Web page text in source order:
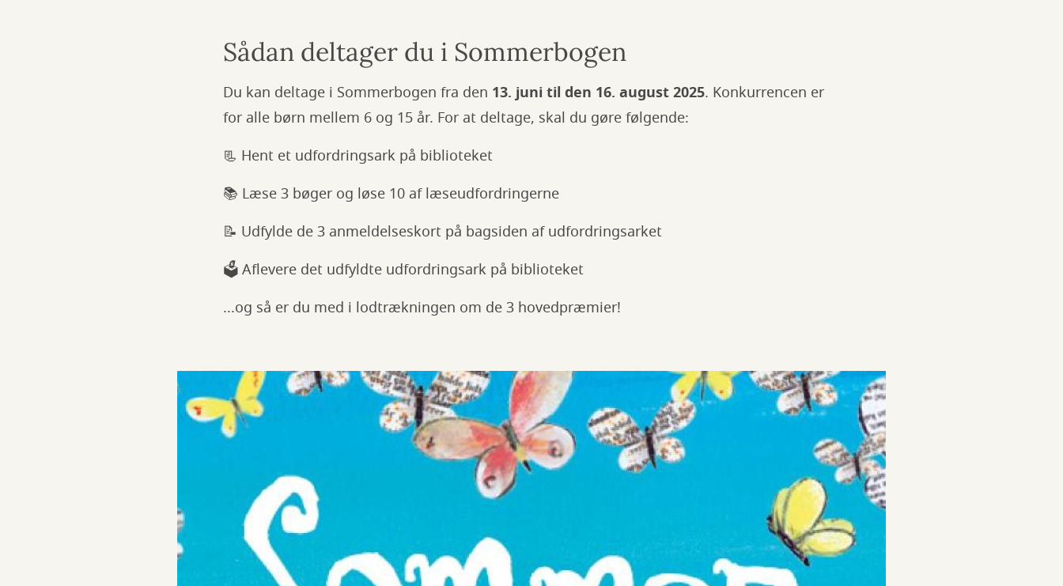
Sådan deltager du i Sommerbogen
Du kan deltage i Sommerbogen fra den 13. juni til den 16. august 2025. Konkurrencen er
for alle børn mellem 6 og 15 år. For at deltage, skal du gøre følgende:
📃 Hent et udfordringsark på biblioteket
📚 Læse 3 bøger og løse 10 af læseudfordringerne
📝 Udfylde de 3 anmeldelseskort på bagsiden af udfordringsarket
🗳️ Aflevere det udfyldte udfordringsark på biblioteket
...og så er du med i lodtrækningen om de 3 hovedpræmier!